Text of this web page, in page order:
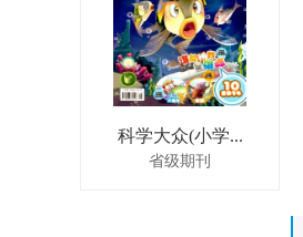
科学大众(小学...
省级期刊